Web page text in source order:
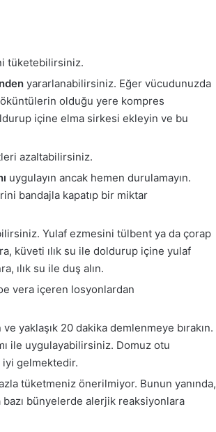
tüketebilirsiniz.
yararlanabilirsiniz. Eğer vücudunuzda
olduğu yere kompres
içine elma sirkesi ekleyin ve bu
azaltabilirsiniz.
uygulayın ancak hemen durulamayın.
bandajla kapatıp bir miktar
Yulaf ezmesini tülbent ya da çorap
küveti ılık su ile doldurup içine yulaf
ılık su ile duş alın.
vera içeren losyonlardan
yaklaşık 20 dakika demlenmeye bırakın.
ile uygulayabilirsiniz. Domuz otu
iyi gelmektedir.
tüketmeniz önerilmiyor. Bunun yanında,
bünyelerde alerjik reaksiyonlara